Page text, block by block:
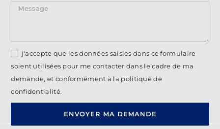
j'accepte que les données saisies dans ce formulaire
soient utilisées pour me contacter dans le cadre de ma
demande, et conformément à la politique de
confidentialité.
ENVOYER MA DEMANDE